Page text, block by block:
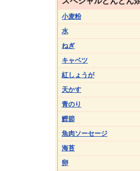
小麦粉
水
ねぎ
キャベツ
紅しょうが
天かす
青のり
鰹節
魚肉ソーセージ
海苔
卵